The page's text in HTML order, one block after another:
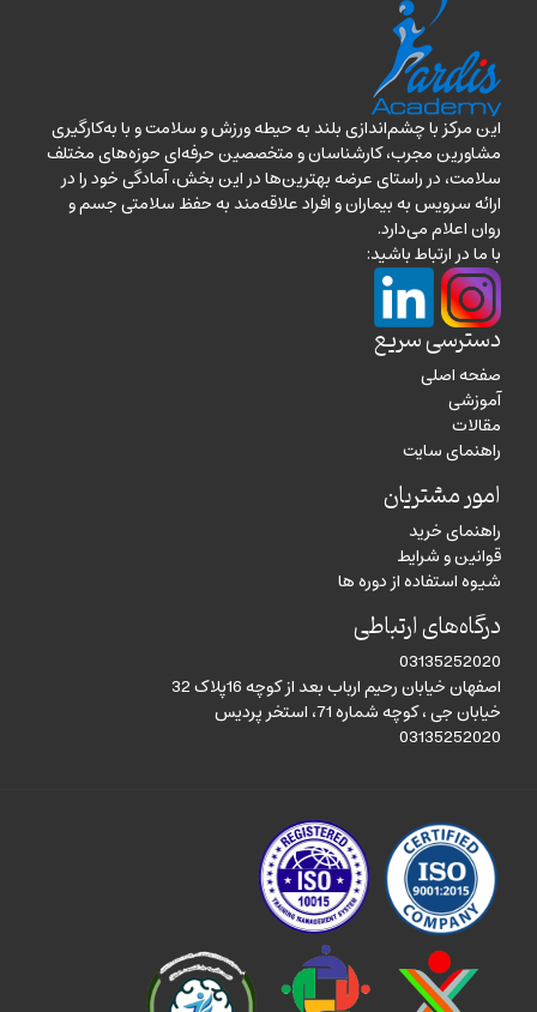
این مرکز با چشم‌اندازی بلند به حیطه ورزش و سلامت و با به‌کارگیری
مشاورین مجرب، کارشناسان و متخصصین حرفه‌ای حوزه‌های مختلف
سلامت، در راستای عرضه بهترین‌ها در این بخش، آمادگی خود را در
ارائه سرویس به بیماران و افراد علاقه‌مند به حفظ سلامتی جسم و
روان اعلام می‌دارد.
با ما در ارتباط باشید:
دسترسی سریع
صفحه اصلی
آموزشی
مقالات
راهنمای سایت
امور مشتریان
راهنمای خرید
قوانین و شرایط
شیوه استفاده از دوره ها
درگاه‌های ارتباطی
03135252020
اصفهان خیابان رحیم ارباب بعد از کوچه 16پلاک 32
خیابان جی ، کوچه شماره 71، استخر پردیس
03135252020